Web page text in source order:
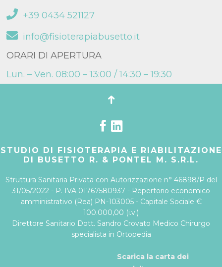
+39 0434 521127
info@fisioterapiabusetto.it
ORARI DI APERTURA
Lun. – Ven. 08:00 – 13:00 / 14:30 – 19:30
STUDIO DI FISIOTERAPIA E RIABILITAZIONE
DI BUSETTO R. & PONTEL M. S.R.L.
Struttura Sanitaria Privata con Autorizzazione n° 46898/P del
31/05/2022 - P. IVA 01767580937 - Repertorio economico
amministrativo (Rea) PN-103005 - Capitale Sociale €
100.000,00 (i.v.)
Direttore Sanitario Dott. Sandro Crovato Medico Chirurgo
specialista in Ortopedia
Scarica la carta dei